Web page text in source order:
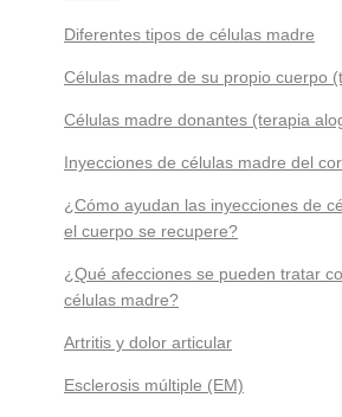
Diferentes tipos de células madre
Células madre de su propio cuerpo
Células madre donantes (terapia
Inyecciones de células madre del
¿Cómo ayudan las inyecciones de
el cuerpo se recupere?
¿Qué afecciones se pueden tratar
células madre?
Artritis y dolor articular
Esclerosis múltiple (EM)